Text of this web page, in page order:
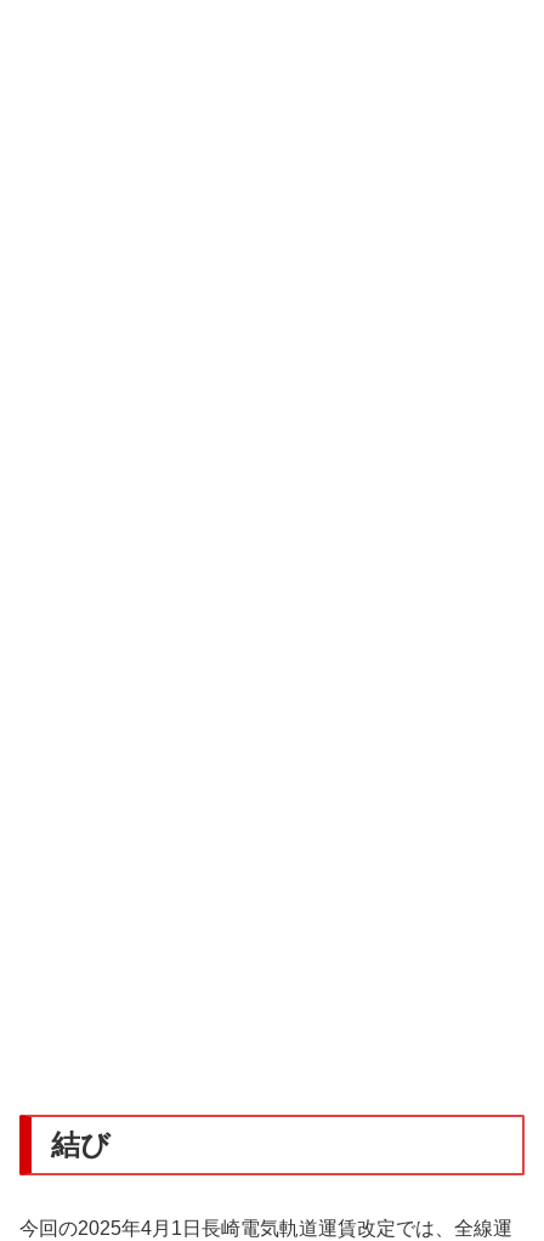
結び
今回の2025年4月1日長崎電気軌道運賃改定では、全線運